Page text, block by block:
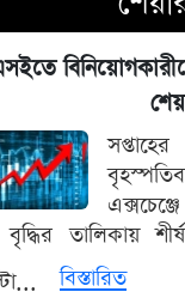
পদত্যাগের হুমকি
হুঁশিয়ারি,
৫ আগস্ট ঘিরে সারা
মাঠে নামানো হয়েছে
বাদ পড়ছে ৭
প্রতিকৃতি
তালিকায়
বিস্তারিত